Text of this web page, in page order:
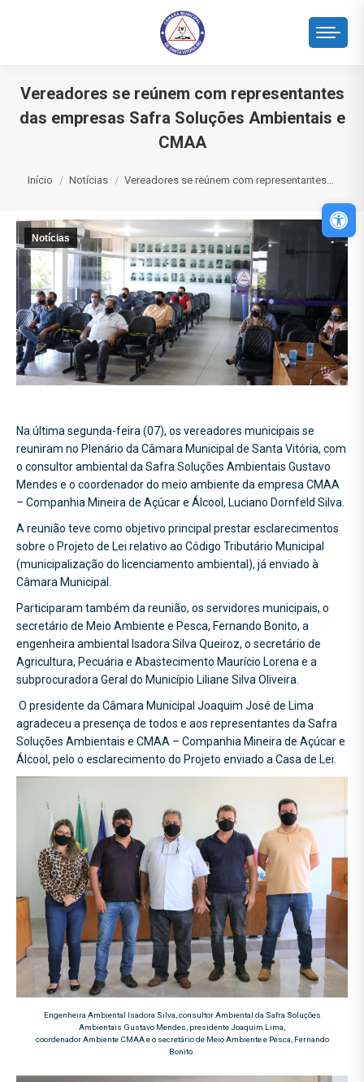
Vereadores se reúnem com representantes
das empresas Safra Soluções Ambientais e
CMAA
Início Notícias Vereadores se reúnem com representantes…
Notícias
Na última segunda-feira (07), os vereadores municipais se
reuniram no Plenário da Câmara Municipal de Santa Vitória, com
o consultor ambiental da Safra Soluções Ambientais Gustavo
Mendes e o coordenador do meio ambiente da empresa CMAA
– Companhia Mineira de Açúcar e Álcool, Luciano Dornfeld Silva.
A reunião teve como objetivo principal prestar esclarecimentos
sobre o Projeto de Lei relativo ao Código Tributário Municipal
(municipalização do licenciamento ambiental), já enviado à
Câmara Municipal.
Participaram também da reunião, os servidores municipais, o
secretário de Meio Ambiente e Pesca, Fernando Bonito, a
engenheira ambiental Isadora Silva Queiroz, o secretário de
Agricultura, Pecuária e Abastecimento Maurício Lorena e a
subprocuradora Geral do Município Liliane Silva Oliveira.
O presidente da Câmara Municipal Joaquim José de Lima
agradeceu a presença de todos e aos representantes da Safra
Soluções Ambientais e CMAA – Companhia Mineira de Açúcar e
Álcool, pelo o esclarecimento do Projeto enviado a Casa de Lei.
Engenheira Ambiental Isadora Silva, consultor Ambiental da Safra Soluções
Ambientais Gustavo Mendes, presidente Joaquim Lima,
coordenador Ambiente CMAA e o secretário de Meio Ambiente e Pesca, Fernando
Bonito.